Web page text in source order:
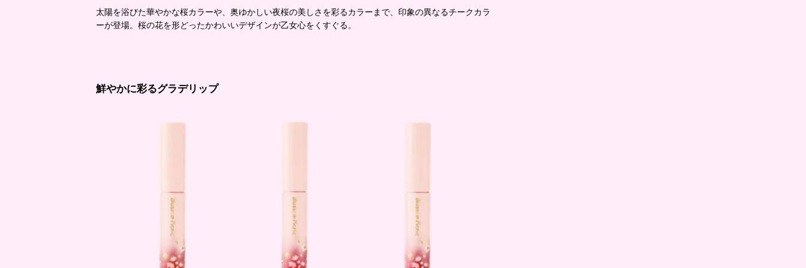
太陽を浴びた華やかな桜カラーや、奥ゆかしい夜桜の美しさを彩るカラーまで、印象の異なるチークカラ
ーが登場。桜の花を形どったかわいいデザインが乙女心をくすぐる。
鮮やかに彩るグラデリップ